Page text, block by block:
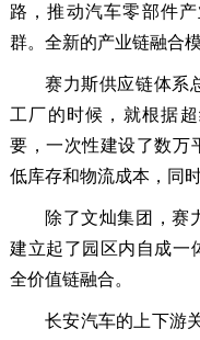
路，推动汽车零部件
群。全新的产业链融合
赛力斯供应链体系
工厂的时候，就根据
要，一次性建设了数万
低库存和物流成本，同
除了文灿集团，赛
建立起了园区内自成一
全价值链融合。
长安汽车的上下游